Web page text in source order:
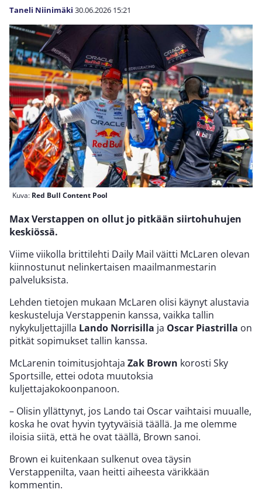
Taneli Niinimäki 30.06.2026 15:21
Kuva: Red Bull Content Pool
Max Verstappen on ollut jo pitkään siirtohuhujen
keskiössä.
Viime viikolla brittilehti Daily Mail väitti McLaren olevan
kiinnostunut nelinkertaisen maailmanmestarin
palveluksista.
Lehden tietojen mukaan McLaren olisi käynyt alustavia
keskusteluja Verstappenin kanssa, vaikka tallin
nykykuljettajilla Lando Norrisilla ja Oscar Piastrilla on
pitkät sopimukset tallin kanssa.
McLarenin toimitusjohtaja Zak Brown korosti Sky
Sportsille, ettei odota muutoksia
kuljettajakokoonpanoon.
– Olisin yllättynyt, jos Lando tai Oscar vaihtaisi muualle,
koska he ovat hyvin tyytyväisiä täällä. Ja me olemme
iloisia siitä, että he ovat täällä, Brown sanoi.
Brown ei kuitenkaan sulkenut ovea täysin
Verstappenilta, vaan heitti aiheesta värikkään
kommentin.